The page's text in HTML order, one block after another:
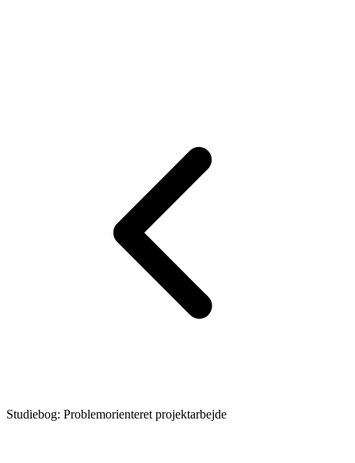
Studiebog: Problemorienteret projektarbejde